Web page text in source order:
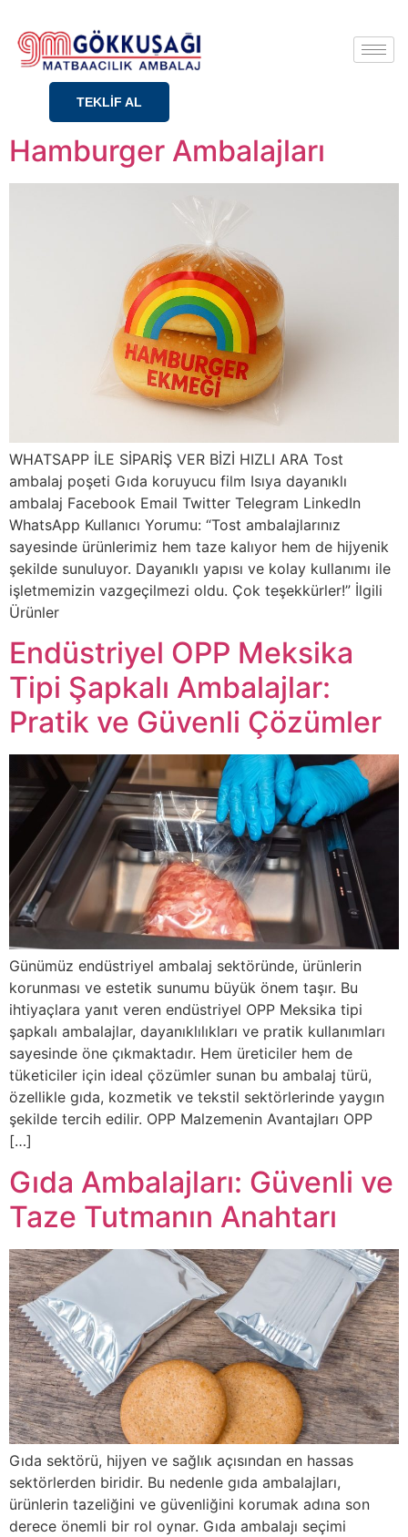
TEKLİF AL
Hamburger Ambalajları
WHATSAPP İLE SİPARİŞ VER BİZİ HIZLI ARA Tost
ambalaj poşeti Gıda koruyucu film Isıya dayanıklı
ambalaj Facebook Email Twitter Telegram LinkedIn
WhatsApp Kullanıcı Yorumu: “Tost ambalajlarınız
sayesinde ürünlerimiz hem taze kalıyor hem de hijyenik
şekilde sunuluyor. Dayanıklı yapısı ve kolay kullanımı ile
işletmemizin vazgeçilmezi oldu. Çok teşekkürler!” İlgili
Ürünler
Endüstriyel OPP Meksika
Tipi Şapkalı Ambalajlar:
Pratik ve Güvenli Çözümler
Günümüz endüstriyel ambalaj sektöründe, ürünlerin
korunması ve estetik sunumu büyük önem taşır. Bu
ihtiyaçlara yanıt veren endüstriyel OPP Meksika tipi
şapkalı ambalajlar, dayanıklılıkları ve pratik kullanımları
sayesinde öne çıkmaktadır. Hem üreticiler hem de
tüketiciler için ideal çözümler sunan bu ambalaj türü,
özellikle gıda, kozmetik ve tekstil sektörlerinde yaygın
şekilde tercih edilir. OPP Malzemenin Avantajları OPP
[…]
Gıda Ambalajları: Güvenli ve
Taze Tutmanın Anahtarı
Gıda sektörü, hijyen ve sağlık açısından en hassas
sektörlerden biridir. Bu nedenle gıda ambalajları,
ürünlerin tazeliğini ve güvenliğini korumak adına son
derece önemli bir rol oynar. Gıda ambalajı seçimi